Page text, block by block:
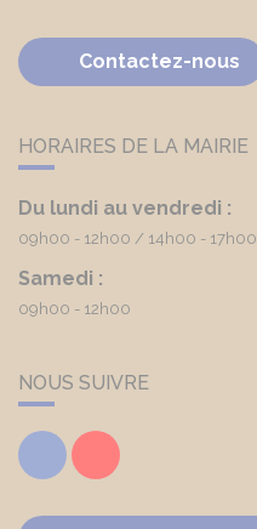
Contactez-nous
HORAIRES DE LA MAIRIE
Du lundi au vendredi :
09h00 - 12h00 14h00 - 17h00
Samedi :
09h00 - 12h00
NOUS SUIVRE
FacebookYoutube